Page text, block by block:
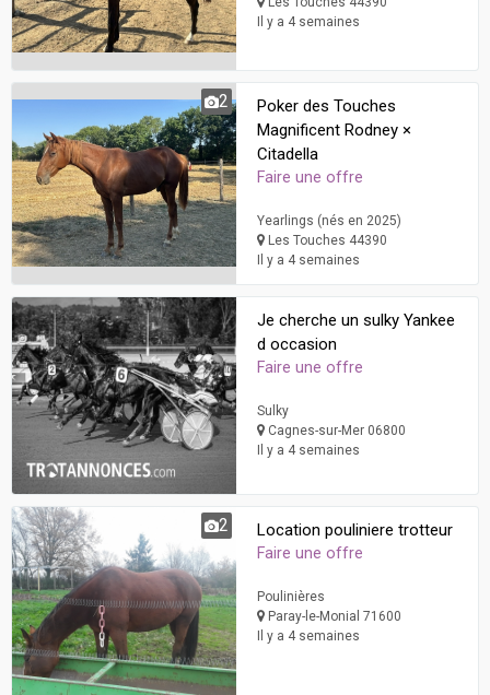
Il y a 4 semaines
2
Poker des Touches
Magnificent Rodney ×
Citadella
Faire une offre
Yearlings (nés en 2025)
Les Touches 44390
Il y a 4 semaines
Je cherche un sulky Yankee
d occasion
Faire une offre
Sulky
Cagnes-sur-Mer 06800
Il y a 4 semaines
2 Location pouliniere trotteur
Faire une offre
Poulinières
Paray-le-Monial 71600
Il y a 4 semaines